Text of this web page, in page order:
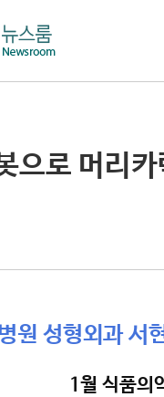
으로 머리
원 성형외과 서
1월 식품의